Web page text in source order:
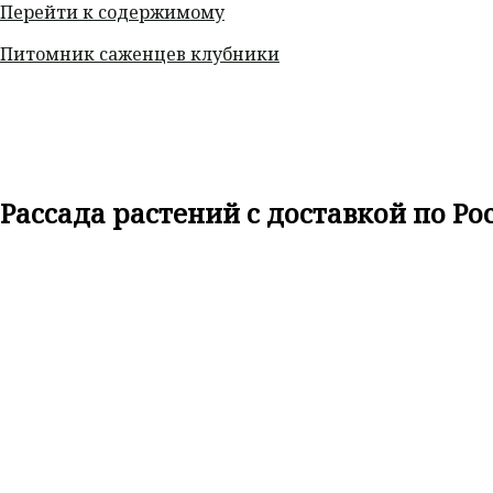
Перейти к содержимому
Питомник саженцев клубники
Рассада растений с доставкой по